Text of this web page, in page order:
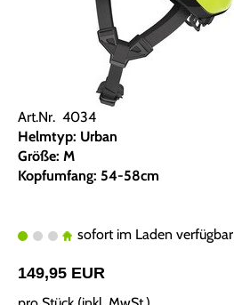
Art.Nr. 4034
Helmtyp: Urban
Größe: M
Kopfumfang: 54-58cm
sofort im Laden verfügbar
149,95 EUR